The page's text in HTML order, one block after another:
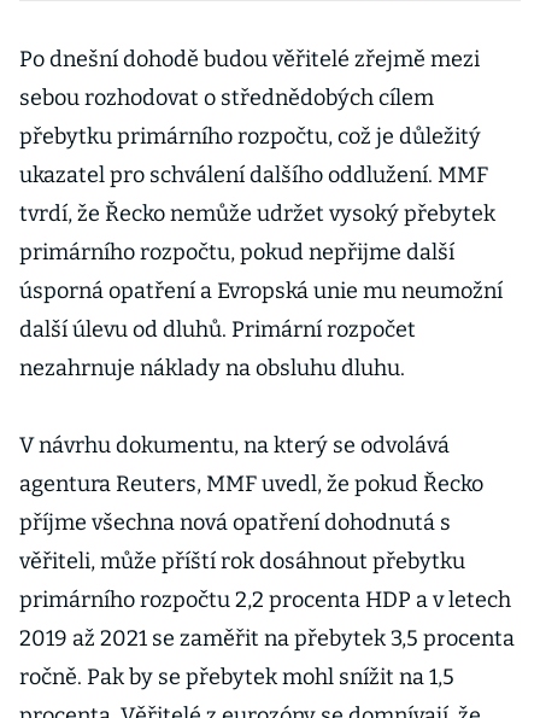
vykázalo
rozpočtový
Po dnešní dohodě budou věřitelé zřejmě mezi
sebou rozhodovat o střednědobých cílem
přebytku primárního rozpočtu, což je důležitý
ukazatel pro schválení dalšího oddlužení. MMF
tvrdí, že Řecko nemůže udržet vysoký přebytek
primárního rozpočtu, pokud nepřijme další
úsporná opatření a Evropská unie mu neumožní
další úlevu od dluhů. Primární rozpočet
nezahrnuje náklady na obsluhu dluhu.
V návrhu dokumentu, na který se odvolává
agentura Reuters, MMF uvedl, že pokud Řecko
příjme všechna nová opatření dohodnutá s
věřiteli, může příští rok dosáhnout přebytku
primárního rozpočtu 2,2 procenta HDP a v letech
2019 až 2021 se zaměřit na přebytek 3,5 procenta
ročně. Pak by se přebytek mohl snížit na 1,5